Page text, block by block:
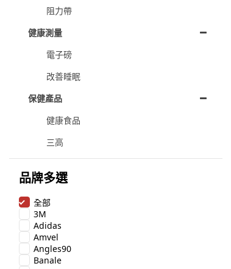
阻力帶
健康測量
電子磅
改善睡眠
保健產品
健康食品
三高
品牌多選
全部
3M
Adidas
Amvel
Angles90
Banale